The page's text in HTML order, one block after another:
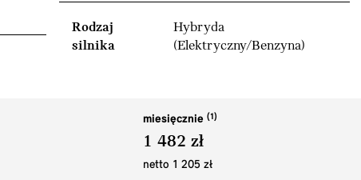
Rodzaj
silnika
Hybryda
(Elektryczny/Benzyna)
miesięcznie
1 482 zł
netto 1 205 zł